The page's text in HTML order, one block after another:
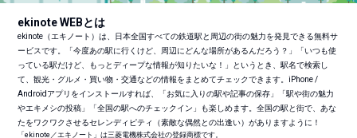
ekinote WEBとは
ekinote（エキノート）は、日本全国すべての鉄道駅と周辺の街の魅力を発見できる無料サ
ービスです。「今度あの駅に行くけど、周辺にどんな場所があるんだろう？」「いつも使
っている駅だけど、もっとディープな情報が知りたいな！」というとき、駅名で検索し
て、観光・グルメ・買い物・交通などの情報をまとめてチェックできます。iPhone /
Androidアプリをインストールすれば、「お気に入りの駅や記事の保存」「駅や街の魅力
やエキメシの投稿」「全国の駅へのチェックイン」も楽しめます。全国の駅と街で、あな
たをワクワクさせるセレンディピティ（素敵な偶然との出逢い）がありますように！
「ekinote／エキノート」は三菱電機株式会社の登録商標です。